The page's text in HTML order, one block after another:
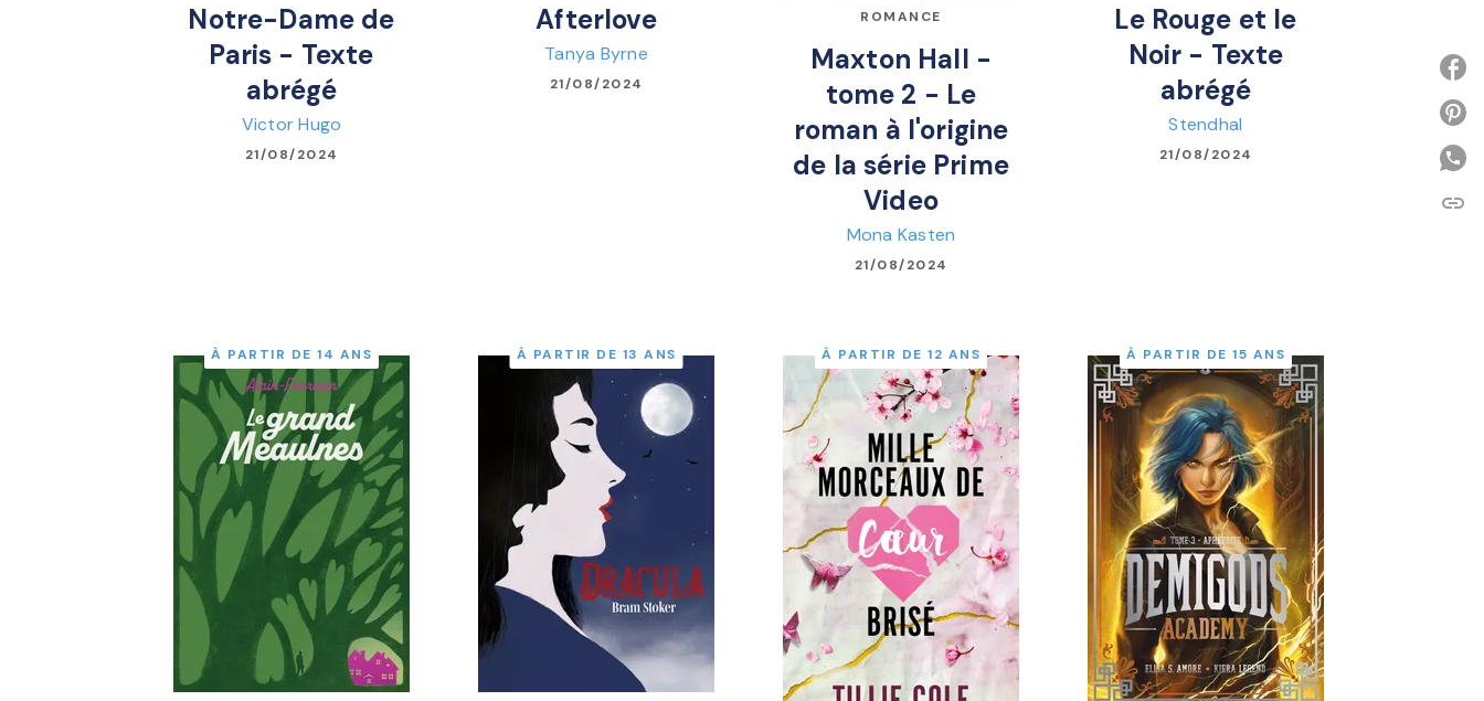
Notre-Dame de
Paris - Texte
abrégé
Victor Hugo
21/08/2024
Afterlove
Tanya Byrne
21/08/2024
ROMANCE
Maxton Hall -
tome 2 - Le
roman à l'origine
de la série Prime
Video
Mona Kasten
21/08/2024
Le Rouge et le
Noir - Texte
abrégé
Stendhal
21/08/2024
À PARTIR DE 14 ANS À PARTIR DE 13 ANS À PARTIR DE 12 ANS À PARTIR DE 15 ANS
link